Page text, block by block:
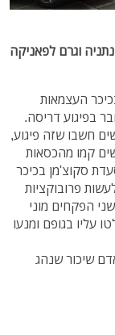
וגרם לפאניקה
העצמאות
בפיגוע דריסה.
חשבו שזה פיגוע,
קמו מהכסאות
סקוצ'מן בכיכר
פרובוקציות
הפקחים מוני
עליו בגופם ומנעו
שיכור שנהג